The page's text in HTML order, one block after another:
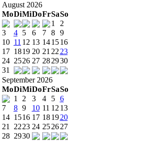
August 2026
MoDiMiDoFrSaSo
1
2
3
4 5 6 7 8
9
10 11 12 13 14 15 16
17 1819 20 21 22 23
24 2526 27 28 2930
31
September 2026
MoDiMiDoFrSaSo
1
2 3 4 5
6
7
8 9 10 11 12 13
14 1516 17 18 19 20
21
2223 24 25 26 27
28 2930